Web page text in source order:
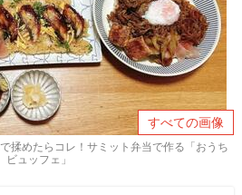
すべての画像
揉めたらコレ！サミット弁当で作る「おうち
ビュッフェ」